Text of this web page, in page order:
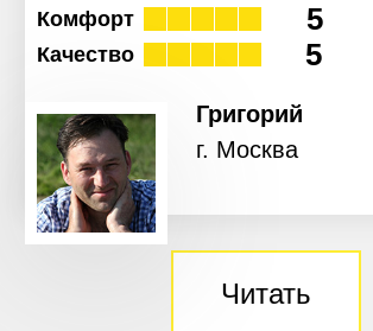
Комфорт 5
Качество 5
Григорий
г. Москва
Читать